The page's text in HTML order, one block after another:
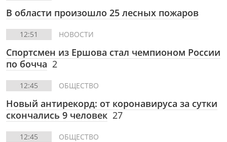
В области произошло 25 лесных пожаров
12:51 НОВОСТИ
Спортсмен из Ершова стал чемпионом России
по бочча 2
12:45 ОБЩЕСТВО
Новый антирекорд: от коронавируса за сутки
скончались 9 человек 27
12:45 ОБЩЕСТВО